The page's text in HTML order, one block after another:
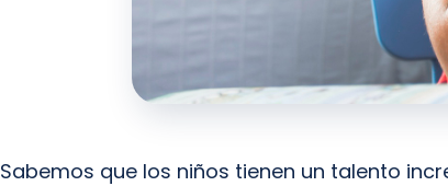
Sabemos que los niños tienen un talento